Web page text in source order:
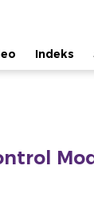
Indeks